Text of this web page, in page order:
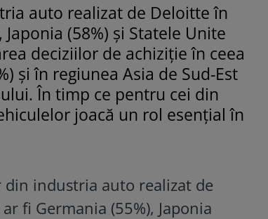
auto realizat de Deloitte în
(58%) și Statele Unite
deciziilor de achiziție în ceea
și în regiunea Asia de Sud-Est
În timp ce pentru cei din
joacă un rol esențial în
industria auto realizat de
fi Germania (55%), Japonia